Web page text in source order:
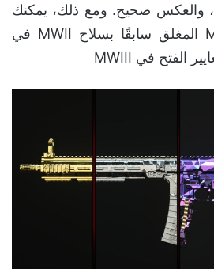
Modern Warfare III، والعكس صحيح. ومع ذلك، يمكنك
تجهيز تمويه من MWII المغلق سابقًا بسلاح MWII في